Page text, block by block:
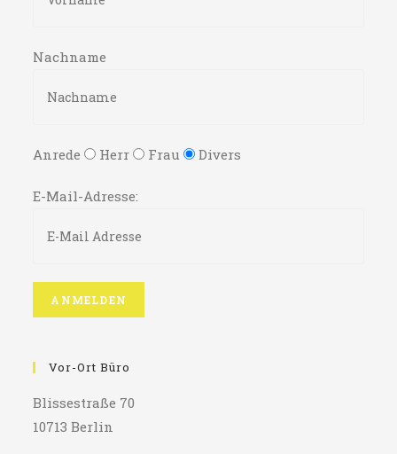
Nachname
Anrede Herr Frau Divers
E-Mail-Adresse:
Vor-Ort Büro
Blissestraße 70
10713 Berlin